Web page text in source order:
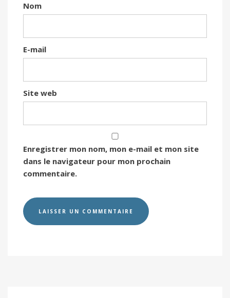
Nom
E-mail
Site web
Enregistrer mon nom, mon e-mail et mon site
dans le navigateur pour mon prochain
commentaire.